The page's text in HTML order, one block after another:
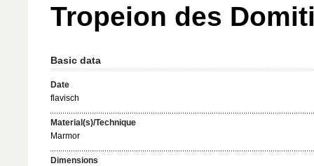
Tropeion des
Basic data
Date
flavisch
Material(s)/Technique
Marmor
Dimensions